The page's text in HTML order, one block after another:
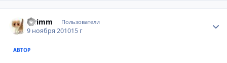
swimm Пользователи
9 ноября 201015 г
АВТОР